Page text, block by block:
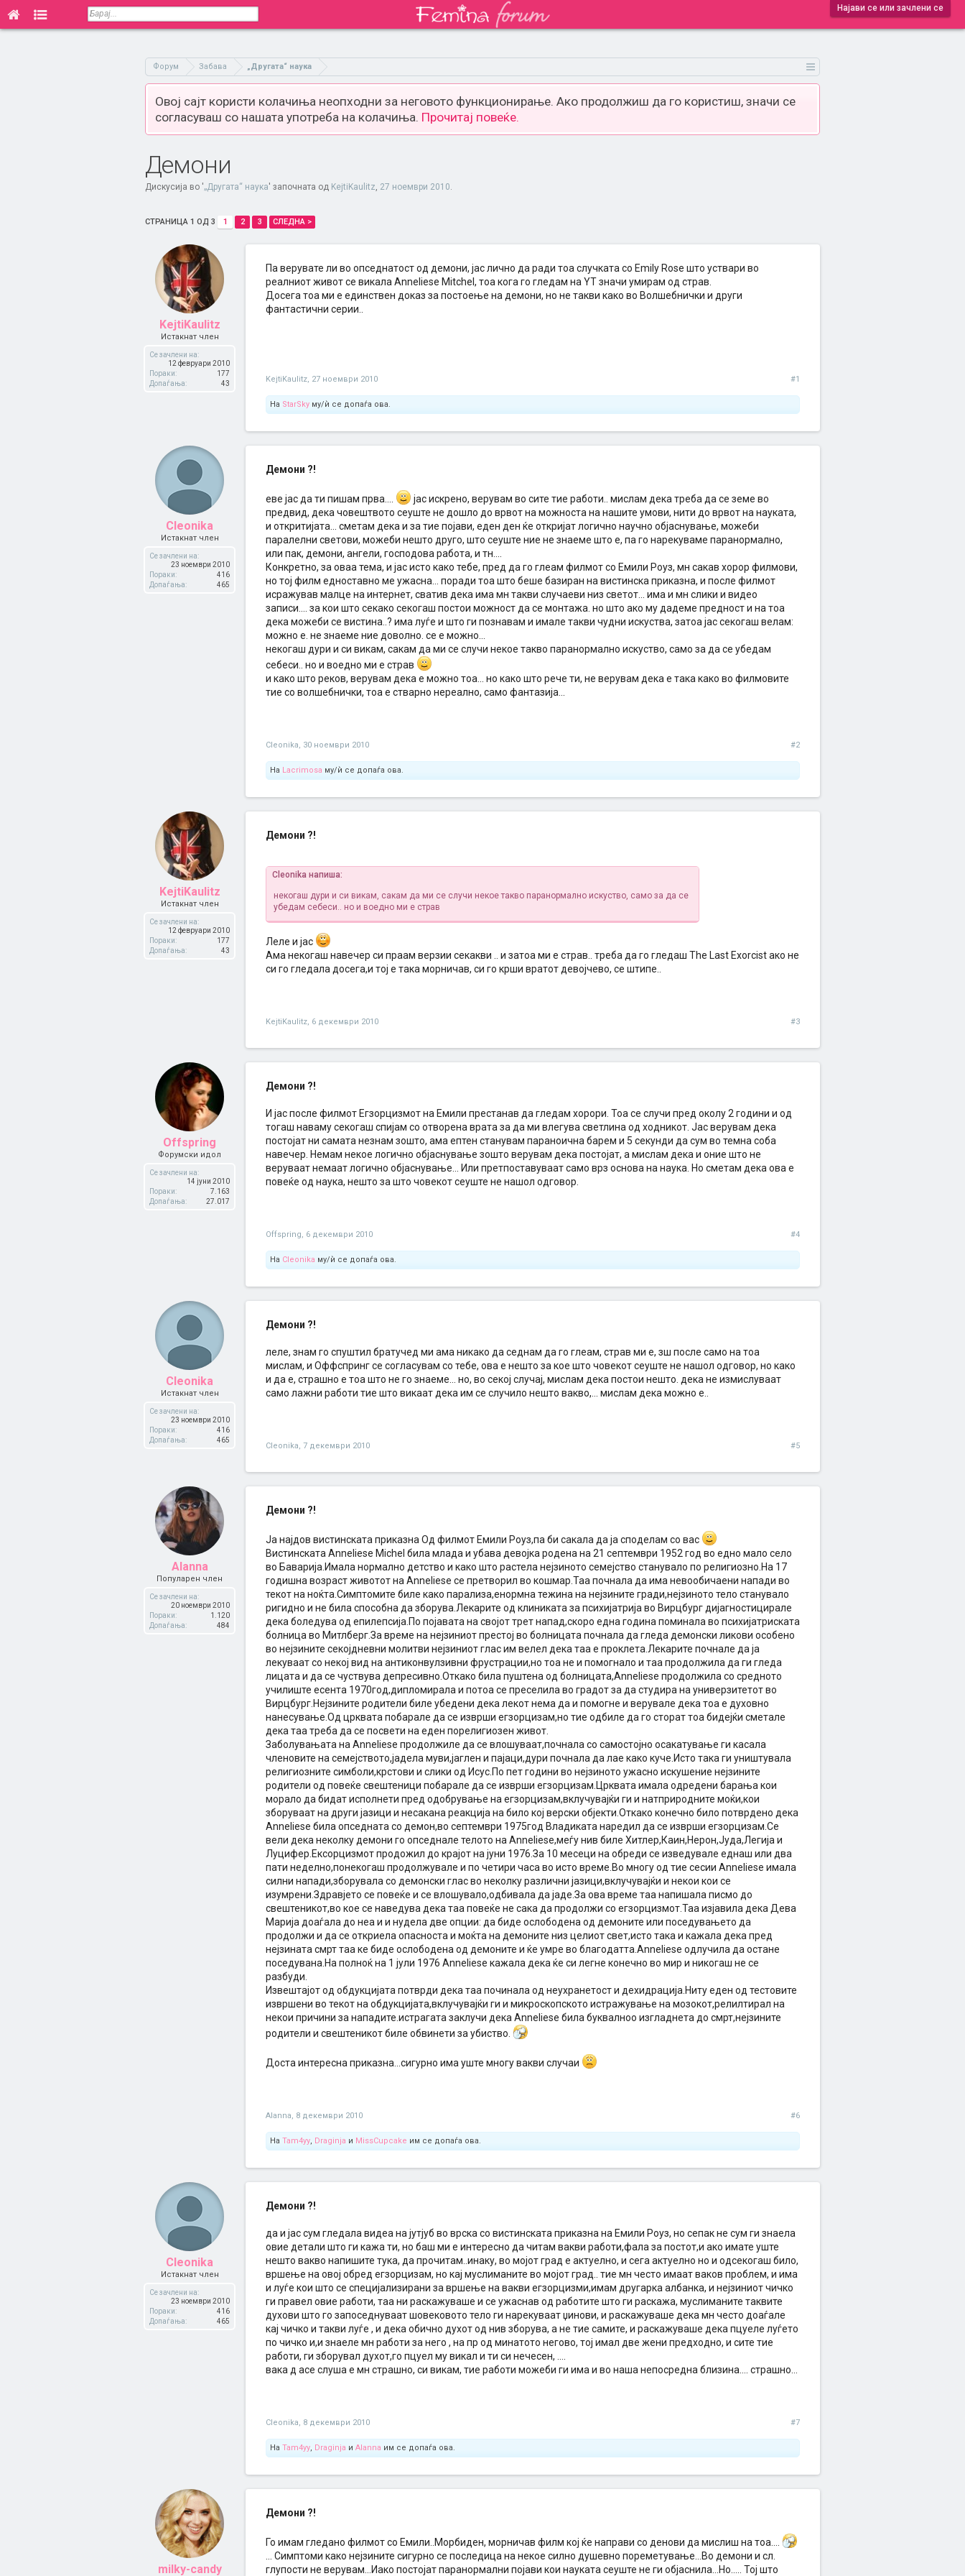
Најави се или зачлени се
Форум Забава „Другата“ наука
Овој сајт користи колачиња неопходни за неговото функционирање. Ако продолжиш да го користиш, значи се
согласуваш со нашата употреба на колачиња. Прочитај повеќе.
Демони
Дискусија во '„Другата“ наука' започната од KejtiKaulitz, 27 ноември 2010.
СТРАНИЦА 1 ОД 3 1 2 3 СЛЕДНА >
KejtiKaulitz
Истакнат член
Се зачлени на:
12 февруари 2010
Пораки:
177
Допаѓања:
43
Па верувате ли во опседнатост од демони, јас лично да ради тоа случката со Emily Rose што уствари во
реалниот живот се викала Anneliese Mitchel, тоа кога го гледам на YT значи умирам од страв.
Досега тоа ми е единствен доказ за постоење на демони, но не такви како во Волшебнички и други
фантастични серии..
KejtiKaulitz, 27 ноември 2010 #1
На StarSky му/ѝ се допаѓа ова.
Cleonika
Истакнат член
Се зачлени на:
23 ноември 2010
Пораки:
416
Допаѓања:
465
Демони ?!
еве јас да ти пишам прва....
јас искрено, верувам во сите тие работи.. мислам дека треба да се земе во
предвид, дека човештвото сеуште не дошло до врвот на можноста на нашите умови, нити до врвот на науката,
и откритијата... сметам дека и за тие појави, еден ден ќе откријат логично научно објаснување, можеби
паралелни светови, можеби нешто друго, што сеуште ние не знаеме што е, па го нарекуваме паранормално,
или пак, демони, ангели, господова работа, и тн....
Конкретно, за оваа тема, и јас исто како тебе, пред да го глеам филмот со Емили Роуз, мн сакав хорор филмови,
но тој филм едноставно ме ужасна... поради тоа што беше базиран на вистинска приказна, и после филмот
исражував малце на интернет, сватив дека има мн такви случаеви низ светот... има и мн слики и видео
записи.... за кои што секако секогаш постои можност да се монтажа. но што ако му дадеме предност и на тоа
дека можеби се вистина..? има луѓе и што ги познавам и имале такви чудни искуства, затоа јас секогаш велам:
можно е. не знаеме ние доволно. се е можно...
некогаш дури и си викам, сакам да ми се случи некое такво паранормално искуство, само за да се убедам
себеси.. но и воедно ми е страв
и како што реков, верувам дека е можно тоа... но како што рече ти, не верувам дека е така како во филмовите
тие со волшебнички, тоа е стварно нереално, само фантазија...
Cleonika, 30 ноември 2010 #2
На Lacrimosa му/ѝ се допаѓа ова.
KejtiKaulitz
Истакнат член
Се зачлени на:
12 февруари 2010
Пораки:
177
Допаѓања:
43
Демони ?!
Cleonika напиша:
некогаш дури и си викам, сакам да ми се случи некое такво паранормално искуство, само за да се
убедам себеси.. но и воедно ми е страв
Леле и јас
Ама некогаш навечер си праам верзии секакви .. и затоа ми е страв.. треба да го гледаш The Last Exorcist ако не
си го гледала досега,и тој е така морничав, си го крши вратот девојчево, се штипе..
KejtiKaulitz, 6 декември 2010 #3
Offspring
Форумски идол
Се зачлени на:
14 јуни 2010
Пораки:
7.163
Допаѓања:
27.017
Демони ?!
И јас после филмот Егзорцизмот на Емили престанав да гледам хорори. Тоа се случи пред околу 2 години и од
тогаш наваму секогаш спијам со отворена врата за да ми влегува светлина од ходникот. Јас верувам дека
постојат ни самата незнам зошто, ама ептен станувам параноична барем и 5 секунди да сум во темна соба
навечер. Немам некое логично објаснување зошто верувам дека постојат, а мислам дека и оние што не
веруваат немаат логично објаснување... Или претпоставуваат само врз основа на наука. Но сметам дека ова е
повеќе од наука, нешто за што човекот сеуште не нашол одговор.
Offspring, 6 декември 2010 #4
На Cleonika му/ѝ се допаѓа ова.
Cleonika
Истакнат член
Се зачлени на:
23 ноември 2010
Пораки:
416
Допаѓања:
465
Демони ?!
леле, знам го спуштил братучед ми ама никако да седнам да го глеам, страв ми е, зш после само на тоа
мислам, и Оффспринг се согласувам со тебе, ова е нешто за кое што човекот сеуште не нашол одговор, но како
и да е, страшно е тоа што не го знаеме... но, во секој случај, мислам дека постои нешто. дека не измислуваат
само лажни работи тие што викаат дека им се случило нешто вакво,... мислам дека можно е..
Cleonika, 7 декември 2010 #5
Alanna
Популарен член
Се зачлени на:
20 ноември 2010
Пораки:
1.120
Допаѓања:
484
Демони ?!
Ја најдов вистинската приказна Од филмот Емили Роуз,па би сакала да ја споделам со вас
Вистинската Anneliese Michel била млада и убава девојка родена на 21 септември 1952 год во едно мало село
во Баварија.Имала нормално детство и како што растела нејзиното семејство станувало по религиозно.На 17
годишна возраст животот на Anneliese се претворил во кошмар.Таа почнала да има невообичаени напади во
текот на ноќта.Симптомите биле како парализа,енормна тежина на нејзините гради,нејзиното тело станувало
ригидно и не била способна да зборува.Лекарите од клиниката за психијатрија во Вирцбург дијагностицирале
дека боледува од епилепсија.По појавата на својот трет напад,скоро една година поминала во психијатриската
болница во Митлберг.За време на нејзиниот престој во болницата почнала да гледа демонски ликови особено
во нејзините секојдневни молитви нејзиниот глас им велел дека таа е проклета.Лекарите почнале да ја
лекуваат со некој вид на антиконвулзивни фрустрации,но тоа не и помогнало и таа продолжила да ги гледа
лицата и да се чуствува депресивно.Откако била пуштена од болницата,Anneliese продолжила со средното
училиште есента 1970год,дипломирала и потоа се преселила во градот за да студира на универзитетот во
Вирцбург.Нејзините родители биле убедени дека лекот нема да и помогне и верувале дека тоа е духовно
нанесување.Од црквата побарале да се изврши егзорцизам,но тие одбиле да го сторат тоа бидејќи сметале
дека таа треба да се посвети на еден порелигиозен живот.
Заболувањата на Anneliese продолжиле да се влошуваат,почнала со самостојно осакатување ги касала
членовите на семејството,јадела муви,јаглен и пајаци,дури почнала да лае како куче.Исто така ги уништувала
религиозните симболи,крстови и слики од Исус.По пет години во нејзиното ужасно искушение нејзините
родители од повеќе свештеници побарале да се изврши егзорцизам.Црквата имала одредени барања кои
морало да бидат исполнети пред одобрување на егзорцизам,вклучувајќи ги и натприродните моќи,кои
зборуваат на други јазици и несакана реакција на било кој верски објекти.Откако конечно било потврдено дека
Anneliese била опседната со демон,во септември 1975год Владиката наредил да се изврши егзорцизам.Се
вели дека неколку демони го опседнале телото на Anneliese,меѓу нив биле Хитлер,Каин,Нерон,Јуда,Легија и
Луцифер.Ексорцизмот продожил до крајот на јуни 1976.За 10 месеци на обреди се изведувале еднаш или два
пати неделно,понекогаш продолжувале и по четири часа во исто време.Во многу од тие сесии Anneliese имала
силни напади,зборувала со демонски глас во неколку различни јазици,вклучувајќи и некои кои се
изумрени.Здравјето се повеќе и се влошувало,одбивала да јаде.За ова време таа напишала писмо до
свештеникот,во кое се наведува дека таа повеќе не сака да продолжи со егзорцизмот.Таа изјавила дека Дева
Марија доаѓала до неа и и нудела две опции: да биде ослободена од демоните или поседувањето да
продолжи и да се откриела опасноста и моќта на демоните низ целиот свет,исто така и кажала дека пред
нејзината смрт таа ке биде ослободена од демоните и ќе умре во благодатта.Anneliese одлучила да остане
поседувана.На полноќ на 1 јули 1976 Anneliese кажала дека ќе си легне конечно во мир и никогаш не се
разбуди.
Извештајот од обдукцијата потврди дека таа починала од неухранетост и дехидрација.Ниту еден од тестовите
извршени во текот на обдукцијата,вклучувајќи ги и микроскопското истражување на мозокот,релилтирал на
некои причини за нападите.истрагата заклучи дека Anneliese била буквалноо изгладнета до смрт,нејзините
родители и свештеникот биле обвинети за убиство.
Доста интересна приказна...сигурно има уште многу вакви случаи
Alanna, 8 декември 2010 #6
На Tam4yy, Draginja и MissCupcake им се допаѓа ова.
Cleonika
Истакнат член
Се зачлени на:
23 ноември 2010
Пораки:
416
Допаѓања:
465
Демони ?!
да и јас сум гледала видеа на јутјуб во врска со вистинската приказна на Емили Роуз, но сепак не сум ги знаела
овие детали што ги кажа ти, но баш ми е интересно да читам вакви работи,фала за постот,и ако имате уште
нешто вакво напишите тука, да прочитам..инаку, во мојот град е актуелно, и сега актуелно но и одсекогаш било,
вршење на овој обред егзорцизам, но кај муслиманите во мојот град.. тие мн често имаат ваков проблем, и има
и луѓе кои што се специјализирани за вршење на вакви егзорцизми,имам другарка албанка, и нејзиниот чичко
ги правел овие работи, таа ни раскажуваше и се ужаснав од работите што ги раскажа, муслиманите таквите
духови што го запоседнуваат шовековото тело ги нарекуваат џинови, и раскажуваше дека мн често доаѓале
кај чичко и такви луѓе , и дека обично духот од нив зборува, а не тие самите, и раскажуваше дека пцуеле луѓето
по чичко и,и знаеле мн работи за него , на пр од минатото негово, тој имал две жени предходно, и сите тие
работи, ги зборувал духот,го пцуел му викал и ти си нечесен, ....
вака д асе слуша е мн страшно, си викам, тие работи можеби ги има и во наша непосредна близина.... страшно...
Cleonika, 8 декември 2010 #7
На Tam4yy, Draginja и Alanna им се допаѓа ова.
milky-candy
Демони ?!
Го имам гледано филмот со Емили..Морбиден, морничав филм кој ќе направи со денови да мислиш на тоа....
... Симптоми како нејзините сигурно се последица на некое силно душевно пореметување...Во демони и сл.
глупости не верувам...Иако постојат паранормални појави кои науката сеуште не ги објаснила...Но..... Тој што